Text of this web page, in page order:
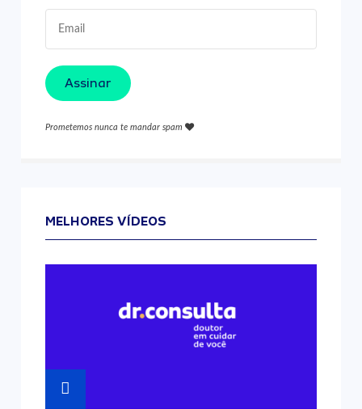
Assinar
Prometemos nunca te mandar spam
MELHORES VÍDEOS